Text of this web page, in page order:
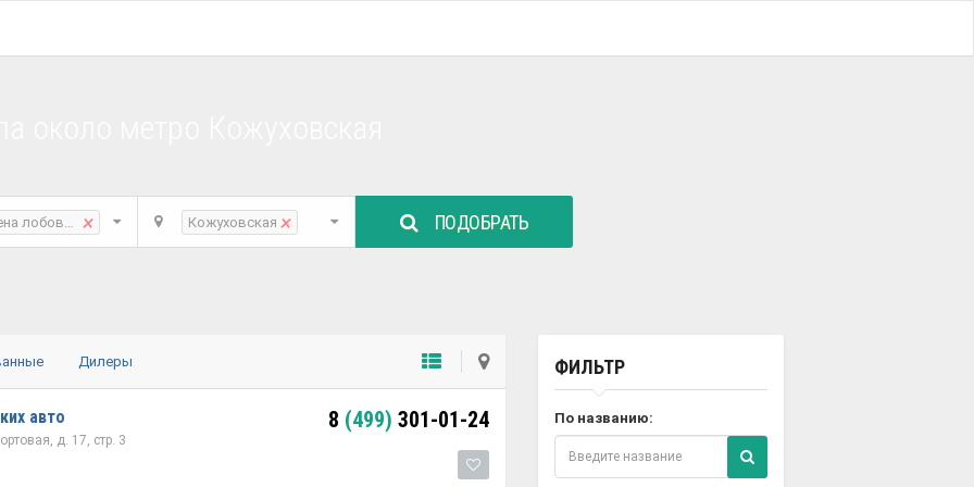
лобового стекла
× Кожуховская × ПОДОБРАТЬ
Дилеры
авто
д. 17, стр. 3
8 (499) 301-01-24
ФИЛЬТР
По названию: